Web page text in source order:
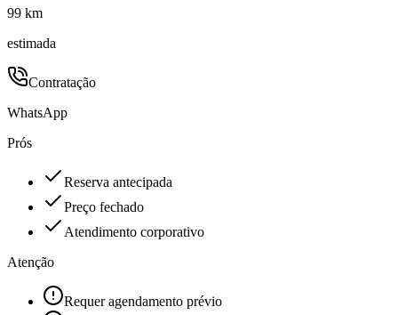
99 km
estimada
Contratação
WhatsApp
Prós
Reserva antecipada
Preço fechado
Atendimento corporativo
Atenção
Requer agendamento prévio